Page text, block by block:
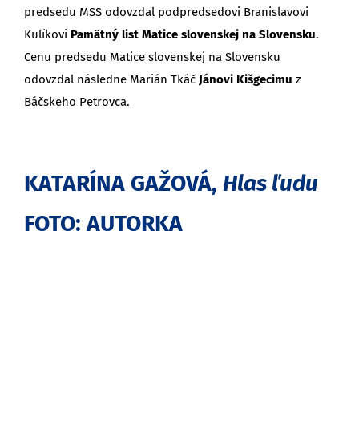
predsedu MSS odovzdal podpredsedovi Branislavovi
Kulíkovi Pamätný list Matice slovenskej na Slovensku.
Cenu predsedu Matice slovenskej na Slovensku
odovzdal následne Marián Tkáč Jánovi Kišgecimu z
Báčskeho Petrovca.
KATARÍNA GAŽOVÁ, Hlas ľudu
FOTO: AUTORKA